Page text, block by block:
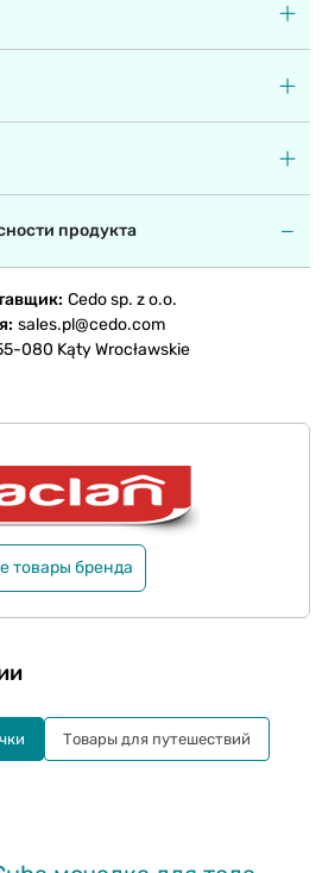
продукта
Cedo sp. z o.o.
sales.pl@cedo.com
080 Kąty Wrocławskie
товары бренда
Товары для путешествий